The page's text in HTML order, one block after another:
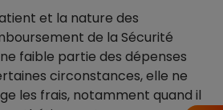
et la nature des
de la Sécurité
faible partie des dépenses
circonstances, elle ne
les frais, notamment quand il